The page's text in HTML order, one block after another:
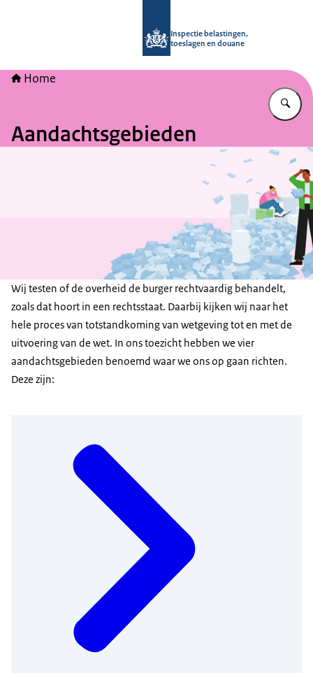
Inspectie belastingen,
toeslagen en douane
Home
Aandachtsgebieden
Wij testen of de overheid de burger rechtvaardig behandelt,
zoals dat hoort in een rechtsstaat. Daarbij kijken wij naar het
hele proces van totstandkoming van wetgeving tot en met de
uitvoering van de wet. In ons toezicht hebben we vier
aandachtsgebieden benoemd waar we ons op gaan richten.
Deze zijn: